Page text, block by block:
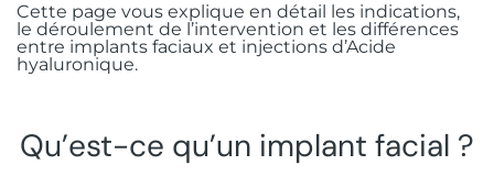
Prothèse complète stabilisée sur
implants
Cette page vous explique en détail les indications,
le déroulement de l’intervention et les différences
entre implants faciaux et injections d’Acide
hyaluronique.
Qu’est-ce qu’un implant facial ?